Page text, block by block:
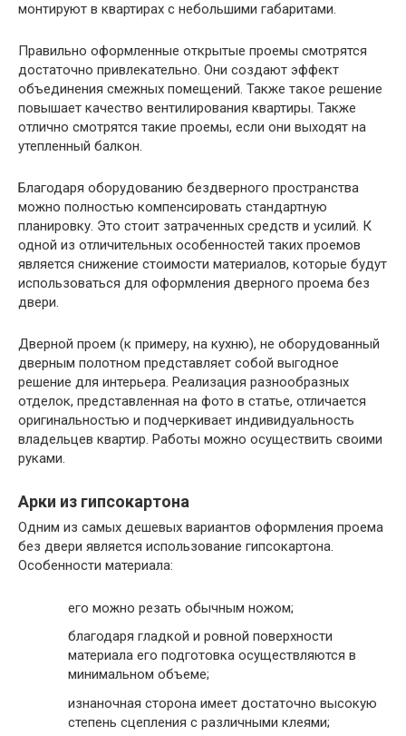
монтируют в квартирах с небольшими габаритами.
Правильно оформленные открытые проемы смотрятся
достаточно привлекательно. Они создают эффект
объединения смежных помещений. Также такое решение
повышает качество вентилирования квартиры. Также
отлично смотрятся такие проемы, если они выходят на
утепленный балкон.
Благодаря оборудованию бездверного пространства
можно полностью компенсировать стандартную
планировку. Это стоит затраченных средств и усилий. К
одной из отличительных особенностей таких проемов
является снижение стоимости материалов, которые будут
использоваться для оформления дверного проема без
двери.
Дверной проем (к примеру, на кухню), не оборудованный
дверным полотном представляет собой выгодное
решение для интерьера. Реализация разнообразных
отделок, представленная на фото в статье, отличается
оригинальностью и подчеркивает индивидуальность
владельцев квартир. Работы можно осуществить своими
руками.
Арки из гипсокартона
Одним из самых дешевых вариантов оформления проема
без двери является использование гипсокартона.
Особенности материала:
его можно резать обычным ножом;
благодаря гладкой и ровной поверхности
материала его подготовка осуществляются в
минимальном объеме;
изнаночная сторона имеет достаточно высокую
степень сцепления с различными клеями;